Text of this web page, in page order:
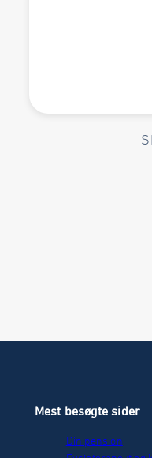
Mest besøgte sider
Din pension